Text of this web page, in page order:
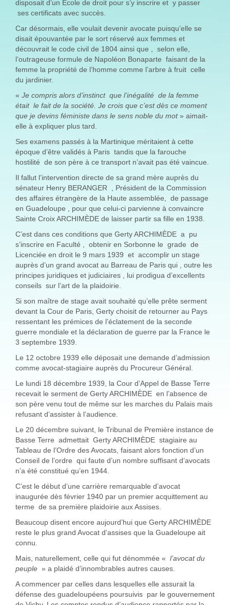
disposait d’un École de droit pour s’y inscrire et y passer
ses certificats avec succès.
Car désormais, elle voulait devenir avocate puisqu’elle se
disait épouvantée par le sort réservé aux femmes et
découvrait le code civil de 1804 ainsi que , selon elle,
l’outrageuse formule de Napoléon Bonaparte faisant de la
femme la propriété de l’homme comme l’arbre à fruit celle
du jardinier.
« Je compris alors d’instinct que l’inégalité de la femme
était le fait de la société. Je crois que c’est dès ce moment
que je devins féministe dans le sens noble du mot» aimait-
elle à expliquer plus tard.
Ses examens passés à la Martinique méritaient à cette
époque d’être validés à Paris tandis que la farouche
hostilité de son père à ce transport n’avait pas été vaincue.
Il fallut l’intervention directe de sa grand mère auprès du
sénateur Henry BERANGER , Président de la Commission
des affaires étrangère de la Haute assemblée, de passage
en Guadeloupe , pour que celui-ci parvienne à convaincre
Sainte Croix ARCHIMÈDE de laisser partir sa fille en 1938.
C’est dans ces conditions que Gerty ARCHIMÈDE a pu
s’inscrire en Faculté , obtenir en Sorbonne le grade de
Licenciée en droit le 9 mars 1939 et accomplir un stage
auprès d’un grand avocat au Barreau de Paris qui , outre les
principes juridiques et judiciaires , lui prodigua d’excellents
conseils sur l’art de la plaidoirie.
Si son maître de stage avait souhaité qu’elle prête serment
devant la Cour de Paris, Gerty choisit de retourner au Pays
ressentant les prémices de l’éclatement de la seconde
guerre mondiale et la déclaration de guerre par la France le
3 septembre 1939.
Le 12 octobre 1939 elle déposait une demande d’admission
comme avocat-stagiaire auprès du Procureur Général.
Le lundi 18 décembre 1939, la Cour d’Appel de Basse Terre
recevait le serment de Gerty ARCHIMÈDE en l’absence de
son père venu tout de même sur les marches du Palais mais
refusant d’assister à l’audience.
Le 20 décembre suivant, le Tribunal de Première instance de
Basse Terre admettait Gerty ARCHIMÈDE stagiaire au
Tableau de l’Ordre des Avocats, faisant alors fonction d’un
Conseil de l’ordre qui faute d’un nombre suffisant d’avocats
n’a été constitué qu’en 1944.
C’est le début d’une carrière remarquable d’avocat
inaugurée dès février 1940 par un premier acquittement au
terme de sa première plaidoirie aux Assises.
Beaucoup disent encore aujourd’hui que Gerty ARCHIMÈDE
reste le plus grand Avocat d’assises que la Guadeloupe ait
connu.
Mais, naturellement, celle qui fut dénommée « l’avocat du
peuple » a plaidé d’innombrables autres causes.
A commencer par celles dans lesquelles elle assurait la
défense des guadeloupéens poursuivis par le gouvernement